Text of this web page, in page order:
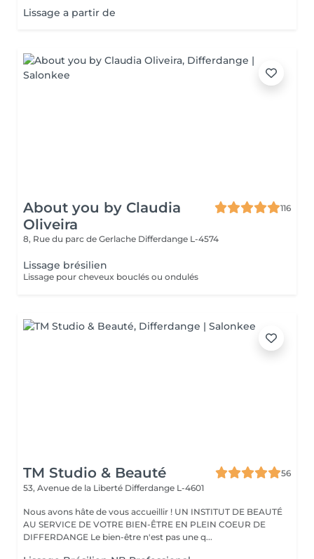
Lissage a partir de
About you by Claudia
Oliveira
116
8, Rue du parc de Gerlache Differdange L-4574
Lissage brésilien
Lissage pour cheveux bouclés ou ondulés
TM Studio & Beauté
56
53, Avenue de la Liberté Differdange L-4601
Nous avons hâte de vous accueillir ! UN INSTITUT DE BEAUTÉ
AU SERVICE DE VOTRE BIEN-ÊTRE EN PLEIN COEUR DE
DIFFERDANGE Le bien-être n'est pas une q...